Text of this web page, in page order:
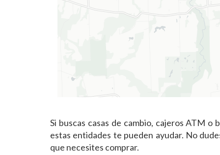
Si buscas casas de cambio, cajeros ATM
estas entidades te pueden ayudar. No
que necesites comprar.